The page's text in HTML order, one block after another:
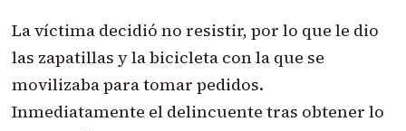
La víctima decidió no resistir, por lo que le dio
las zapatillas y la bicicleta con la que se
movilizaba para tomar pedidos.
Inmediatamente el delincuente tras obtener lo